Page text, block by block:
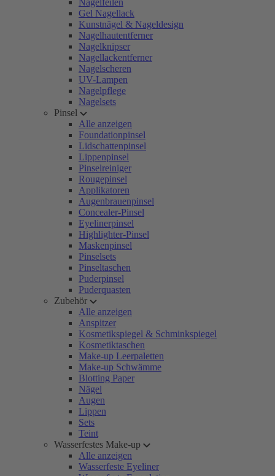
Nagelfeilen
Gel Nagellack
Kunstnägel & Nageldesign
Nagelhautentferner
Nagelknipser
Nagellackentferner
Nagelscheren
UV-Lampen
Nagelpflege
Nagelsets
Pinsel
Alle anzeigen
Foundationpinsel
Lidschattenpinsel
Lippenpinsel
Pinselreiniger
Rougepinsel
Applikatoren
Augenbrauenpinsel
Concealer-Pinsel
Eyelinerpinsel
Highlighter-Pinsel
Maskenpinsel
Pinselsets
Pinseltaschen
Puderpinsel
Puderquasten
Zubehör
Alle anzeigen
Anspitzer
Kosmetikspiegel & Schminkspiegel
Kosmetiktaschen
Make-up Leerpaletten
Make-up Schwämme
Blotting Paper
Nägel
Augen
Lippen
Sets
Teint
Wasserfestes Make-up
Alle anzeigen
Wasserfeste Eyeliner